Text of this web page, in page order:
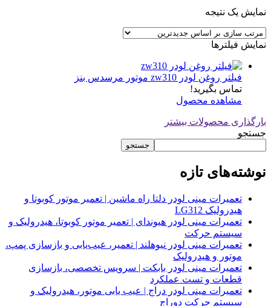
نمایش یک نتیجه
نمایش فیلترها
فیلتر روغن لودر zw310 موتور مرسدس بنز
تماس بگیرید!
مشاهده محصول
بارگذاری محصولات بیشتر
جستجو
جستجو
نوشته‌های تازه
تعمیرات مینی لودر دلتا راه ماشین | تعمیر موتور کوبوتا و
هیدرولیک LG312
تعمیرات مینی لودر هیوندای | تعمیر موتور کوبوتا، هیدرولیک و
سیستم حرکت
تعمیرات مینی لودر نیوهلند | تعمیر، عیب‌یابی و بازسازی پمپ،
موتور و هیدرولیک
تعمیرات مینی لودر بابکت | سرویس تخصصی، بازسازی
قطعات و تست عملکرد
تعمیرات مینی لودر دراج | عیب یابی موتور، هیدرولیک و
سیستم حرکت دوراج